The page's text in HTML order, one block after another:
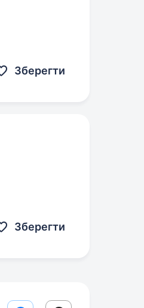
Зберегти
Зберегти